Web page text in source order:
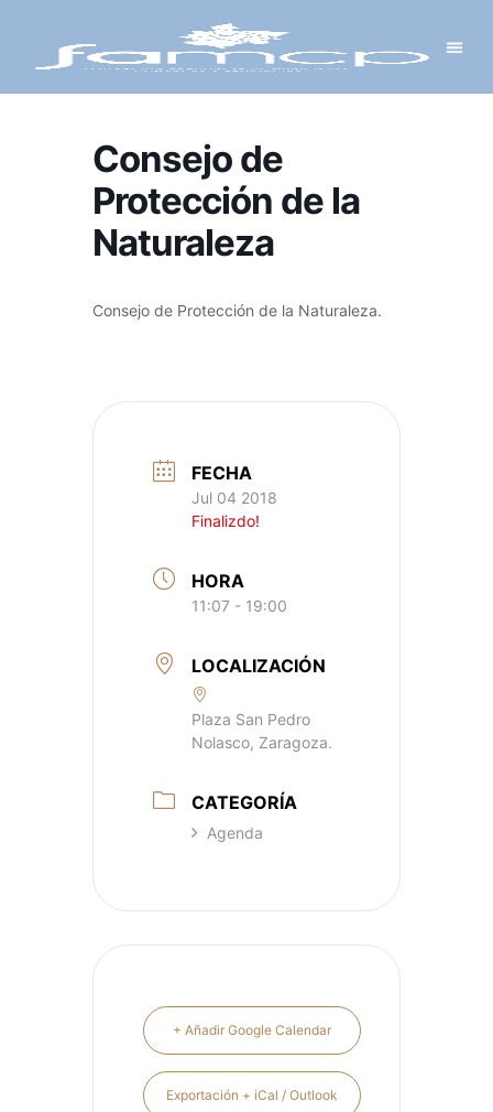
Consejo de
Protección de la
Naturaleza
Consejo de Protección de la Naturaleza.
FECHA
Jul 04 2018
Finalizdo!
HORA
11:07 - 19:00
LOCALIZACIÓN
Plaza San Pedro
Nolasco, Zaragoza.
CATEGORÍA
Agenda
+ Añadir Google Calendar
Exportación + iCal / Outlook